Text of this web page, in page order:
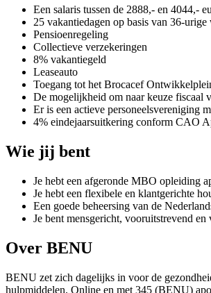
Een salaris tussen de 2888,- en 4044,-
25 vakantiedagen op basis van 36-urige
Pensioenregeling
Collectieve verzekeringen
8% vakantiegeld
Leaseauto
Toegang tot het Brocacef
De mogelijkheid om naar keuze fiscaal
Er is een actieve personeelsvereniging
4% eindejaarsuitkering conform CAO
Wie jij bent
Je hebt een afgeronde MBO opleiding
Je hebt een flexibele en klantgerichte
Een goede beheersing van de
Je bent mensgericht, vooruitstrevend
Over BENU
BENU zet zich dagelijks in voor de
hulpmiddelen. Online en met 345 (BENU)